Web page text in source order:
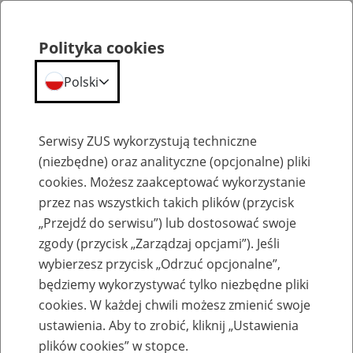
Emerytury
Baza zlikwidowanych lub
przekształconych zakładów pracy
Polityka cookies
Polski
Serwisy ZUS wykorzystują techniczne
(niezbędne) oraz analityczne (opcjonalne) pliki
cookies. Możesz zaakceptować wykorzystanie
przez nas wszystkich takich plików (przycisk
„Przejdź do serwisu”) lub dostosować swoje
zgody (przycisk „Zarządzaj opcjami”). Jeśli
wybierzesz przycisk „Odrzuć opcjonalne”,
będziemy wykorzystywać tylko niezbędne pliki
cookies. W każdej chwili możesz zmienić swoje
ustawienia. Aby to zrobić, kliknij „Ustawienia
plików cookies” w stopce.